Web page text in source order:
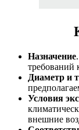
Назначение
требований
Диаметр и
Условия
внешние